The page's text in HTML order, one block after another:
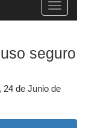
Toggle
seguro
de Junio de